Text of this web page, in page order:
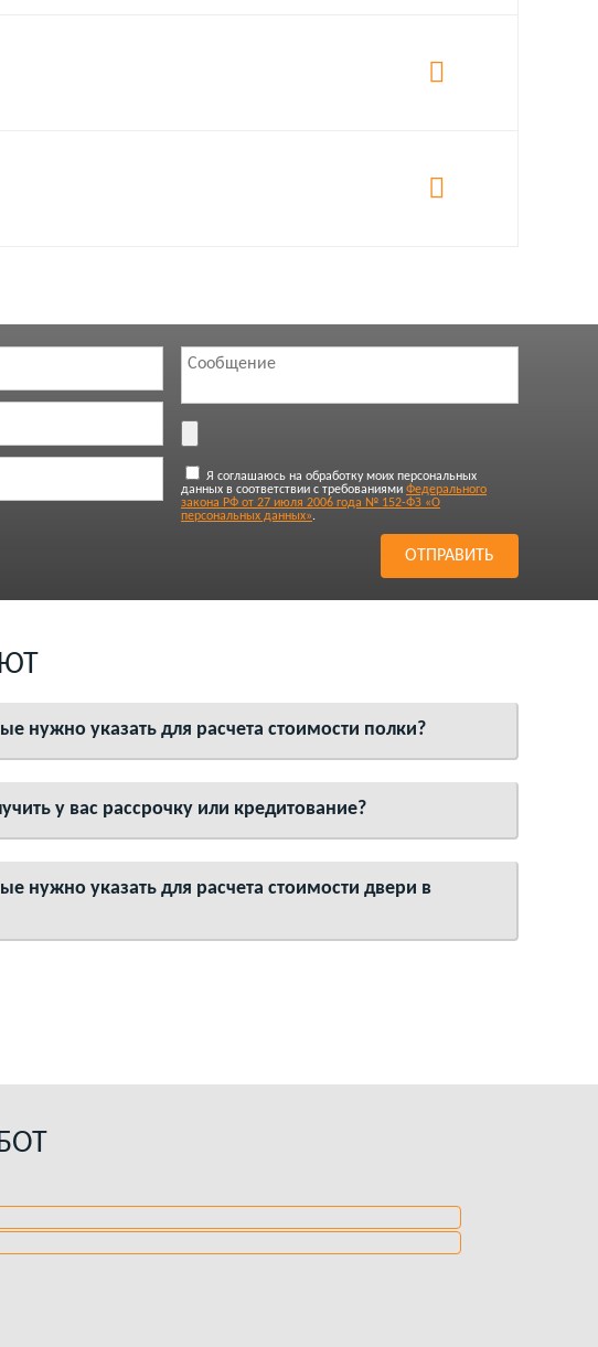
Я соглашаюсь на обработку моих персональных
данных в соответствии с требованиями Федерального
закона РФ от 27 июля 2006 года № 152-ФЗ «О
персональных данных».
нужно указать для расчета стоимости полки?
у вас рассрочку или кредитование?
нужно указать для расчета стоимости двери в